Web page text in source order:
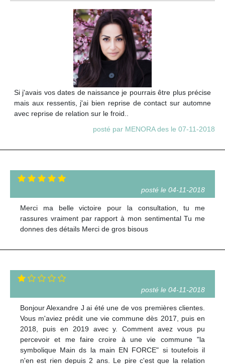
Si j'avais vos dates de naissance je pourrais être plus précise
mais aux ressentis, j'ai bien reprise de contact sur automne
avec reprise de relation sur le froid..
posté par MENORA des le 07-11-2018
posté le 04-11-2018
Merci ma belle victoire pour la consultation, tu me
rassures vraiment par rapport à mon sentimental Tu me
donnes des détails Merci de gros bisous
posté le 04-11-2018
Bonjour Alexandre J ai été une de vos premières clientes.
Vous m'aviez prédit une vie commune dès 2017, puis en
2018, puis en 2019 avec y. Comment avez vous pu
percevoir et me faire croire à une vie commune "la
symbolique Main ds la main EN FORCE" si toutefois il
n'en est rien depuis 2 ans. Le pire c'est que la relation